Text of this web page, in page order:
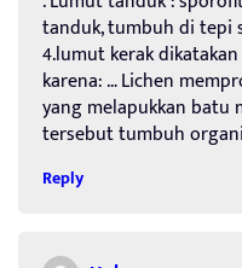
tanduk, tumbuh di tepi
4.lumut kerak
karena: … Lichen
yang melapukkan batu
tersebut tumbuh
Reply